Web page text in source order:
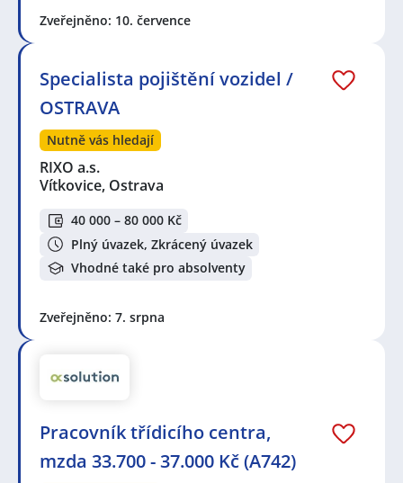
Zveřejněno: 10. července
Specialista pojištění vozidel /
OSTRAVA
Nutně vás hledají
RIXO a.s.
Vítkovice, Ostrava
40 000 – 80 000 Kč
Plný úvazek, Zkrácený úvazek
Vhodné také pro absolventy
Zveřejněno: 7. srpna
Pracovník třídicího centra,
mzda 33.700 - 37.000 Kč (A742)